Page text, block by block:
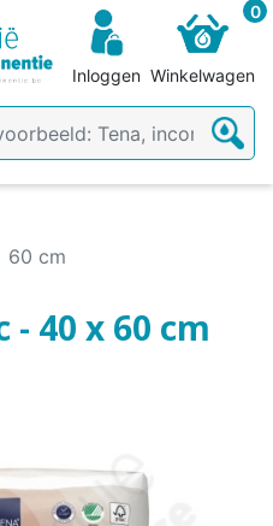
Inloggen
0
Winkelwagen
60 cm
- 40 x 60 cm